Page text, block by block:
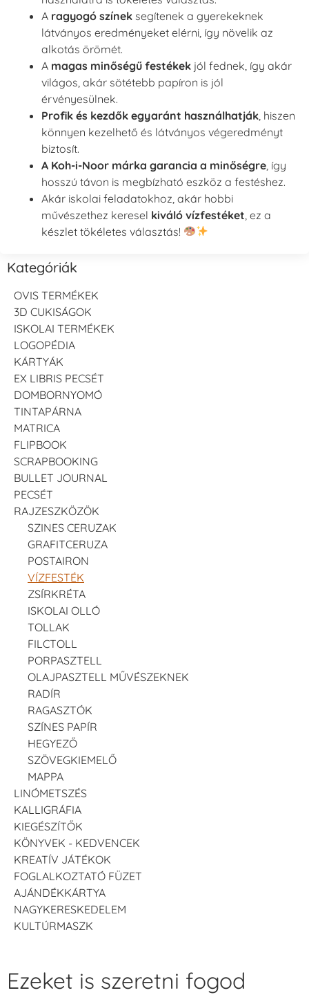
A ragyogó színek segítenek a gyerekeknek
látványos eredményeket elérni, így növelik az
alkotás örömét.
A magas minőségű festékek jól fednek, így akár
világos, akár sötétebb papíron is jól
érvényesülnek.
Profik és kezdők egyaránt használhatják , hiszen
könnyen kezelhető és látványos végeredményt
biztosít.
A Koh-i-Noor márka garancia a minőségre , így
hosszú távon is megbízható eszköz a festéshez.
Akár iskolai feladatokhoz, akár hobbi
művészethez keresel kiváló vízfestéket , ez a
készlet tökéletes választás!
Kategóriák
OVIS TERMÉKEK
3D CUKISÁGOK
ISKOLAI TERMÉKEK
LOGOPÉDIA
KÁRTYÁK
EX LIBRIS PECSÉT
DOMBORNYOMÓ
TINTAPÁRNA
MATRICA
FLIPBOOK
SCRAPBOOKING
BULLET JOURNAL
PECSÉT
RAJZESZKÖZÖK
SZINES CERUZAK
GRAFITCERUZA
POSTAIRON
VÍZFESTÉK
ZSÍRKRÉTA
ISKOLAI OLLÓ
TOLLAK
FILCTOLL
PORPASZTELL
OLAJPASZTELL MŰVÉSZEKNEK
RADÍR
RAGASZTÓK
SZÍNES PAPÍR
HEGYEZŐ
SZÖVEGKIEMELŐ
MAPPA
LINÓMETSZÉS
KALLIGRÁFIA
KIEGÉSZÍTŐK
KÖNYVEK - KEDVENCEK
KREATÍV JÁTÉKOK
FOGLALKOZTATÓ FÜZET
AJÁNDÉKKÁRTYA
NAGYKERESKEDELEM
KULTÚRMASZK
Ezeket is szeretni fogod